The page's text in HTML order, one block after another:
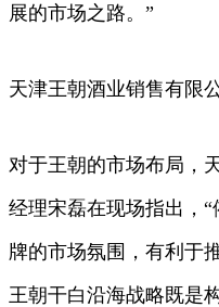
展的市场之路。”
天津王朝酒业销售有限
对于王朝的市场布局，
经理宋磊在现场指出，
牌的市场氛围，有利于
王朝干白沿海战略既是